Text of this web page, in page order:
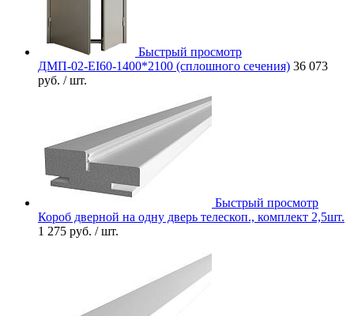
Быстрый просмотр
ДМП-02-EI60-1400*2100 (сплошного сечения) 36 073
руб. / шт.
Быстрый просмотр
Короб дверной на одну дверь телескоп., комплект 2,5шт.
1 275 руб. / шт.